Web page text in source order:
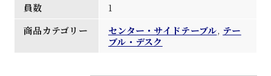
員数
1
商品カテゴリー
センター・サイドテーブル, テー
ブル・デスク